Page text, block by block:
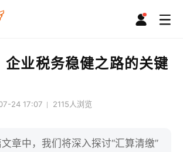
企业税务稳健之路的关键
24 17:07 2115人浏览
章中，我们将深入探讨“汇算清缴”